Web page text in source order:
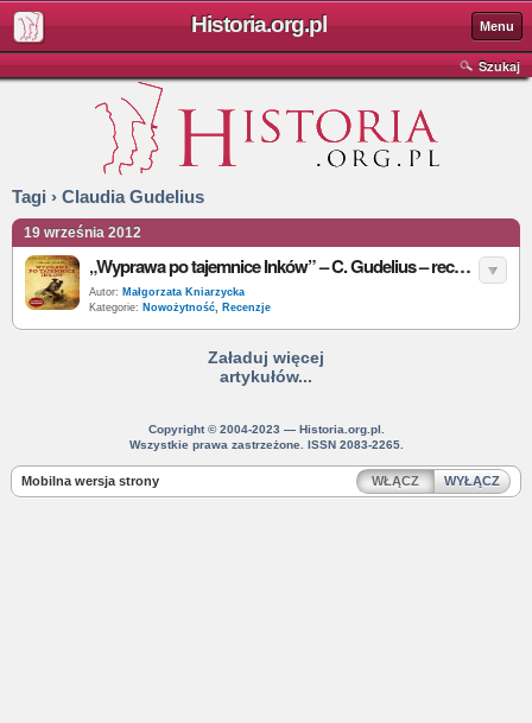
Historia.org.pl Menu
Szukaj
Tagi › Claudia Gudelius
19 września 2012
„Wyprawa po tajemnice Inków” – C. Gudelius – recenzja
Autor: Małgorzata Kniarzycka
Kategorie: Nowożytność, Recenzje
Załaduj więcej
artykułów...
Copyright © 2004-2023 — Historia.org.pl.
Wszystkie prawa zastrzeżone. ISSN 2083-2265.
Mobilna wersja strony WŁĄCZ WYŁĄCZ